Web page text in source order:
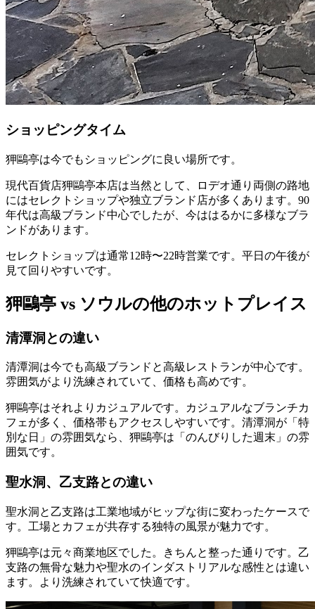
ショッピングタイム
狎鷗亭は今でもショッピングに良い場所です。
現代百貨店狎鷗亭本店は当然として、ロデオ通り両側の路地
にはセレクトショップや独立ブランド店が多くあります。90
年代は高級ブランド中心でしたが、今ははるかに多様なブラ
ンドがあります。
セレクトショップは通常12時〜22時営業です。平日の午後が
見て回りやすいです。
狎鷗亭 vs ソウルの他のホットプレイス
清潭洞との違い
清潭洞は今でも高級ブランドと高級レストランが中心です。
雰囲気がより洗練されていて、価格も高めです。
狎鷗亭はそれよりカジュアルです。カジュアルなブランチカ
フェが多く、価格帯もアクセスしやすいです。清潭洞が「特
別な日」の雰囲気なら、狎鷗亭は「のんびりした週末」の雰
囲気です。
聖水洞、乙支路との違い
聖水洞と乙支路は工業地域がヒップな街に変わったケースで
す。工場とカフェが共存する独特の風景が魅力です。
狎鷗亭は元々商業地区でした。きちんと整った通りです。乙
支路の無骨な魅力や聖水のインダストリアルな感性とは違い
ます。より洗練されていて快適です。